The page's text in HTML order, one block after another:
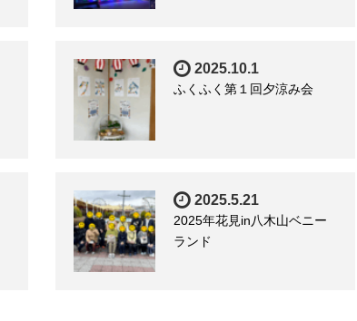
2025.10.1
ふくふく第１回夕涼み会
2025.5.21
2025年花見in八木山ベニー
ランド